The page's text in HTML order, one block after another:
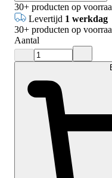
30+ producten op
Levertijd 1 werkdag
30+ producten op
Aantal